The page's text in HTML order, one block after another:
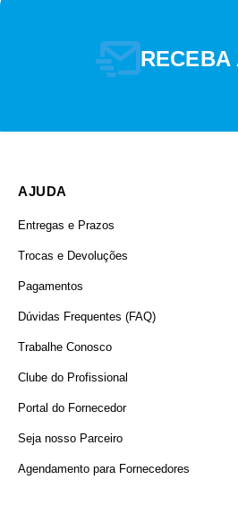
MARCA
MODELO
RECEBA
AJUDA
Entregas e Prazos
Trocas e Devoluções
Pagamentos
Dúvidas Frequentes (FAQ)
Trabalhe Conosco
Clube do Profissional
Portal do Fornecedor
Seja nosso Parceiro
Agendamento para Fornecedores